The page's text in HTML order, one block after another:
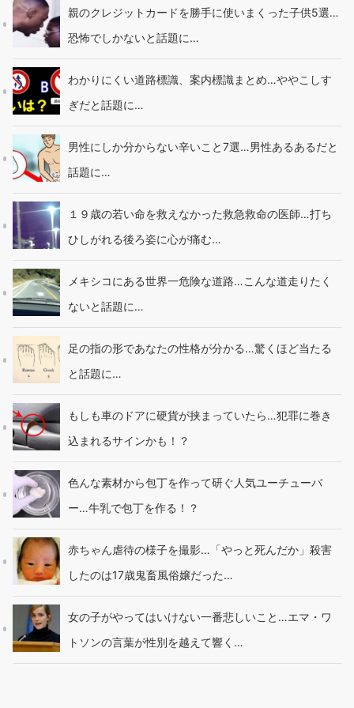
親のクレジットカードを勝手に使いまくった子供5選…
恐怖でしかないと話題に…
わかりにくい道路標識、案内標識まとめ…ややこしす
ぎだと話題に…
男性にしか分からない辛いこと7選…男性あるあるだと
話題に…
１９歳の若い命を救えなかった救急救命の医師…打ち
ひしがれる後ろ姿に心が痛む…
メキシコにある世界一危険な道路…こんな道走りたく
ないと話題に…
足の指の形であなたの性格が分かる…驚くほど当たる
と話題に…
もしも車のドアに硬貨が挟まっていたら…犯罪に巻き
込まれるサインかも！？
色んな素材から包丁を作って研ぐ人気ユーチューバ
ー…牛乳で包丁を作る！？
赤ちゃん虐待の様子を撮影…「やっと死んだか」殺害
したのは17歳鬼畜風俗嬢だった…
女の子がやってはいけない一番悲しいこと…エマ・ワ
トソンの言葉が性別を越えて響く…